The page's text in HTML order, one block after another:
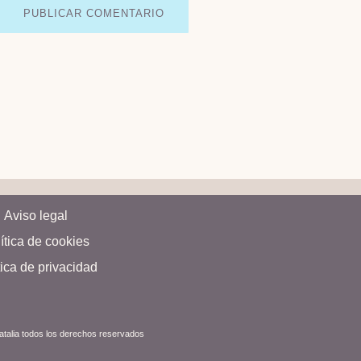
Aviso legal
de cookies
de privacidad
todos los derechos reservados